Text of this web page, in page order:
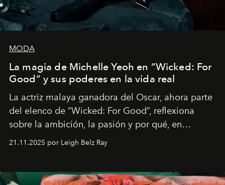
MODA
La magia de Michelle Yeoh en “Wicked: For
Good” y sus poderes en la vida real
La actriz malaya ganadora del Oscar, ahora parte
del elenco de “Wicked: For Good”, reflexiona
sobre la ambición, la pasión y por qué, en
ocasiones, la introspección puede esperar. “Es
importa si no lo entienden’”, confiesa.
21.11.2025 por Leigh Belz Ray